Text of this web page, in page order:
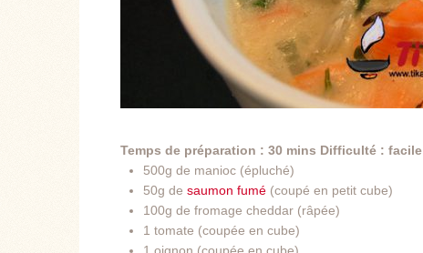
Temps de préparation : 30 mins Difficulté : facile
500g de manioc (épluché)
50g de saumon fumé (coupé en petit cube)
100g de fromage cheddar (râpée)
1 tomate (coupée en cube)